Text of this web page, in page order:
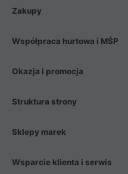
Zakupy
Współpraca hurtowa i MŚP
Okazja i promocja
Struktura strony
Sklepy marek
Wsparcie klienta i serwis